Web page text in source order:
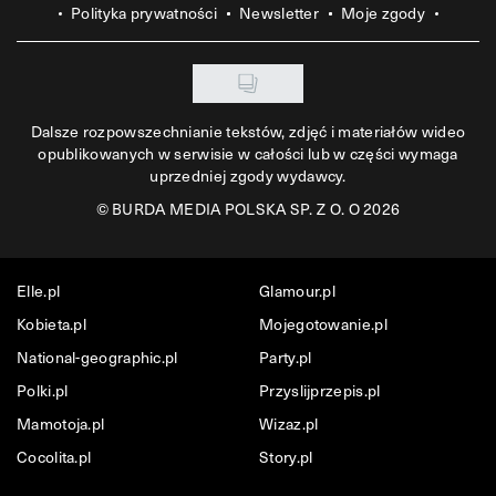
Polityka prywatności
Newsletter Moje zgody
Dalsze rozpowszechnianie tekstów, zdjęć i materiałów wideo
opublikowanych w serwisie w całości lub w części wymaga
uprzedniej zgody wydawcy.
©BURDA MEDIA POLSKA SP. Z O. O 2026
Elle.pl
Glamour.pl
Kobieta.pl
Mojegotowanie.pl
National-geographic.pl
Party.pl
Polki.pl
Przyslijprzepis.pl
Mamotoja.pl
Wizaz.pl
Cocolita.pl
Story.pl